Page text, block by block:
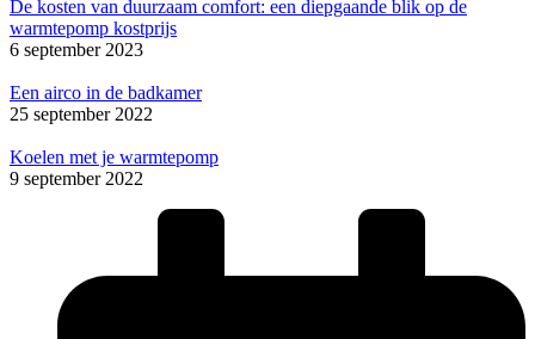
De kosten van duurzaam comfort: een diepgaande blik op de
warmtepomp kostprijs
6 september 2023
Een airco in de badkamer
25 september 2022
Koelen met je warmtepomp
9 september 2022